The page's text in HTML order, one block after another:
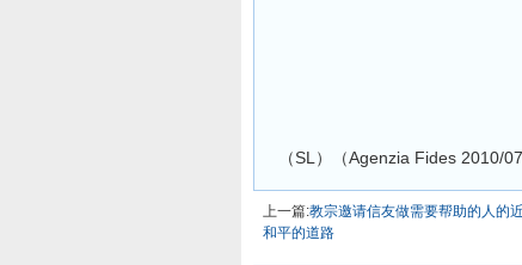
（SL）（Agenzia Fides 2010/
上一篇:教宗邀请信友做需要帮助的人的
和平的道路